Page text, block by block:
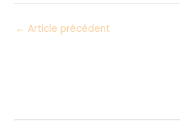
← Article précédent